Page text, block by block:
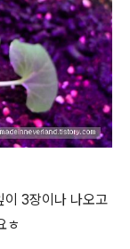
이 3장이나 나오고
ㅎ